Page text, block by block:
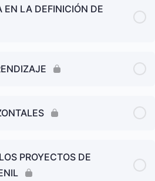
EN LA DEFINICIÓN DE
PROYECTOS DE